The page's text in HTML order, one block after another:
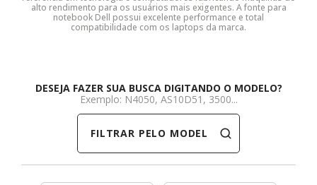
Itautec
Lenovo
Toshiba
Toshiba
DDR4
SSD M.2 SATA
Caddy para SSD
Cooler Interno
Limpa Telas
alto rendimento para os usuários mais exigentes. A fonte para
notebook Dell possui excelente performance e total
compatibilidade com os laptops da marca.
DESEJA FAZER SUA BUSCA DIGITANDO O MODELO?
Exemplo: N4050, AS10D51, 3500...
FILTRAR PELO MODELO